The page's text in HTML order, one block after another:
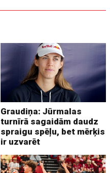
Graudiņa: Jūrmalas
turnīrā sagaidām daudz
spraigu spēļu, bet mērķis
ir uzvarēt